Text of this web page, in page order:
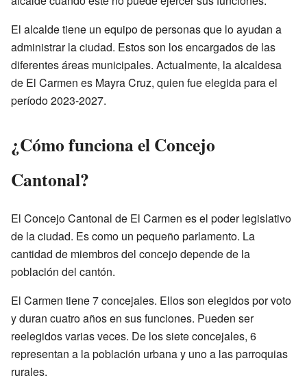
El alcalde tiene un equipo de personas que lo ayudan a
administrar la ciudad. Estos son los encargados de las
diferentes áreas municipales. Actualmente, la alcaldesa
de El Carmen es Mayra Cruz, quien fue elegida para el
período 2023-2027.
¿Cómo funciona el Concejo
Cantonal?
El Concejo Cantonal de El Carmen es el poder legislativo
de la ciudad. Es como un pequeño parlamento. La
cantidad de miembros del concejo depende de la
población del cantón.
El Carmen tiene 7 concejales. Ellos son elegidos por voto
y duran cuatro años en sus funciones. Pueden ser
reelegidos varias veces. De los siete concejales, 6
representan a la población urbana y uno a las parroquias
rurales.